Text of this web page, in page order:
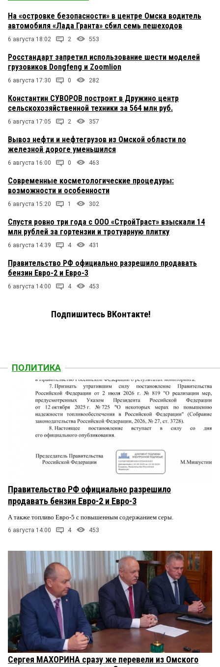
Читатель 9 апреля 2023 в 17:04:
Товарищ Бендер 9 апреля 2023 в 15:05:
Потрясающий схематоз))) Вот уж у человека
На «островке безопасности» в центре Омска водитель
автомобиля «Лада Гранта» сбил семь пешеходов
6 августа 18:02 2 553
Росстандарт запретил использование шести моделей
грузовиков Dongfeng и Zoomlion
6 августа 17:30 0 282
Константин СУВОРОВ построит в Дружино центр
сельскохозяйственной техники за 564 млн руб.
6 августа 17:05 2 357
Вывоз нефти и нефтегрузов из Омской области по
железной дороге уменьшился
6 августа 16:00 0 463
Современные косметологические процедуры:
возможности и особенности
6 августа 15:20 1 302
Спустя ровно три года с ООО «СтройТраст» взыскали 14
млн рублей за гортензии и тротуарную плитку
6 августа 14:39 4 431
Правительство РФ официально разрешило продавать
бензин Евро-2 и Евро-3
6 августа 14:00 4 453
Подпишитесь ВКонтакте!
ПОЛИТИКА
Правительство РФ официально разрешило
продавать бензин Евро-2 и Евро-3
А также топливо Евро-5 с повышенным содержанием серы.
6 августа 14:00 4 453
Сергея МАХОРИНА сразу же перевели из Омского